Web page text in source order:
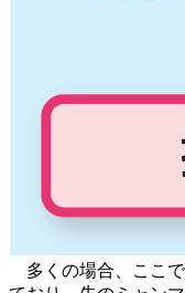
多くの場合、ここ